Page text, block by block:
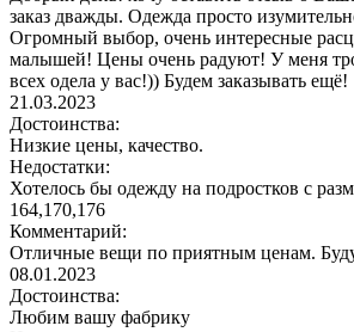
заказ дважды. Одежда просто
Огромный выбор, очень интересные
малышей! Цены очень радуют! У меня
всех одела у вас!)) Будем заказывать ещё!
21.03.2023
Достоинства:
Низкие цены, качество.
Недостатки:
Хотелось бы одежду на подростков с
164,170,176
Комментарий:
Отличные вещи по приятным ценам.
08.01.2023
Достоинства:
Любим вашу фабрику